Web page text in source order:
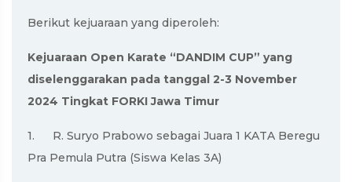
Berikut kejuaraan yang diperoleh:
Kejuaraan Open Karate “DANDIM CUP” yang
diselenggarakan pada tanggal 2-3 November
2024 Tingkat FORKI Jawa Timur
1.
R. Suryo Prabowo sebagai Juara 1 KATA Beregu
Pra Pemula Putra (Siswa Kelas 3A)